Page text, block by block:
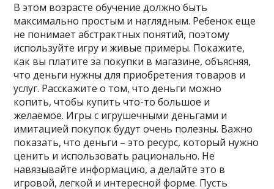
В этом возрасте обучение должно быть
максимально простым и наглядным. Ребенок еще
не понимает абстрактных понятий, поэтому
используйте игру и живые примеры. Покажите,
как вы платите за покупки в магазине, объясняя,
что деньги нужны для приобретения товаров и
услуг. Расскажите о том, что деньги можно
копить, чтобы купить что-то большое и
желаемое. Игры с игрушечными деньгами и
имитацией покупок будут очень полезны. Важно
показать, что деньги – это ресурс, который нужно
ценить и использовать рационально. Не
навязывайте информацию, а делайте это в
игровой, легкой и интересной форме. Пусть